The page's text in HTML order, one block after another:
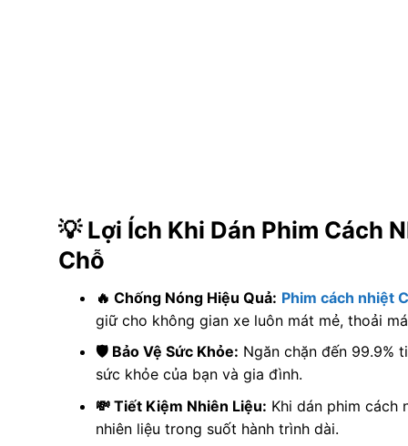
💡 Lợi Ích Khi Dán Phim Cách
Chỗ
🔥 Chống Nóng Hiệu Quả: Phim cách nhiệt
giữ cho không gian xe luôn mát mẻ, thoải
🛡️ Bảo Vệ Sức Khỏe: Ngăn chặn đến 99.9%
sức khỏe của bạn và gia đình.
💸 Tiết Kiệm Nhiên Liệu: Khi dán phim cách
nhiên liệu trong suốt hành trình dài.